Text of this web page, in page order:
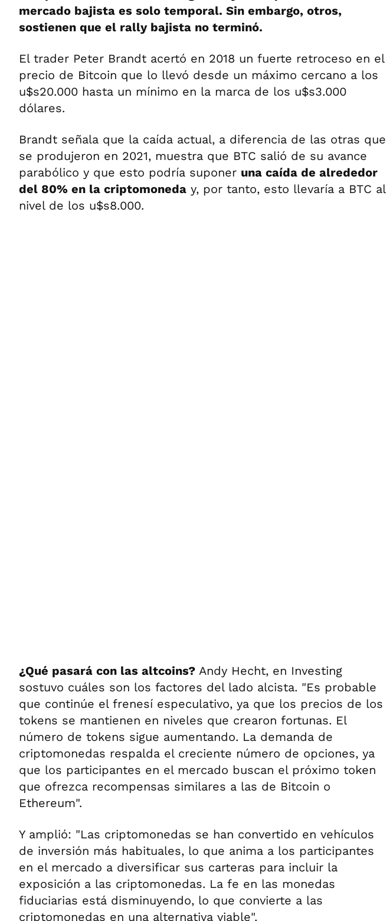
mercado bajista es solo temporal. Sin embargo, otros,
sostienen que el rally bajista no terminó.
El trader Peter Brandt acertó en 2018 un fuerte retroceso en el
precio de Bitcoin que lo llevó desde un máximo cercano a los
u$s20.000 hasta un mínimo en la marca de los u$s3.000
dólares.
Brandt señala que la caída actual, a diferencia de las otras que
se produjeron en 2021, muestra que BTC salió de su avance
parabólico y que esto podría suponer una caída de alrededor
del 80% en la criptomoneda y, por tanto, esto llevaría a BTC al
nivel de los u$s8.000.
¿Qué pasará con las altcoins? Andy Hecht, en Investing
sostuvo cuáles son los factores del lado alcista. "Es probable
que continúe el frenesí especulativo, ya que los precios de los
tokens se mantienen en niveles que crearon fortunas. El
número de tokens sigue aumentando. La demanda de
criptomonedas respalda el creciente número de opciones, ya
que los participantes en el mercado buscan el próximo token
que ofrezca recompensas similares a las de Bitcoin o
Ethereum".
Y amplió: "Las criptomonedas se han convertido en vehículos
de inversión más habituales, lo que anima a los participantes
en el mercado a diversificar sus carteras para incluir la
exposición a las criptomonedas. La fe en las monedas
fiduciarias está disminuyendo, lo que convierte a las
criptomonedas en una alternativa viable".